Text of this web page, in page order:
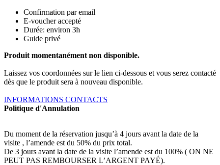
Confirmation par email
E-voucher accepté
Durée: environ 3h
Guide privé
Produit momentanément non disponible.
Laissez vos coordonnées sur le lien ci-dessous et vous serez contacté
dès que le produit sera à nouveau disponible.
INFORMATIONS CONTACTS
Politique d'Annulation
Du moment de la réservation jusqu’à 4 jours avant la date de la
visite , l’amende est du 50% du prix total.
De 3 jours avant la date de la visite l’amende est du 100% ( ON NE
PEUT PAS REMBOURSER L’ARGENT PAYÉ).